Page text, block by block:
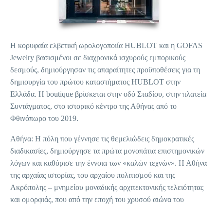
Η κορυφαία ελβετική ωρολογοποιία HUBLOT και η GOFAS
Jewelry βασισμένοι σε διαχρονικά ισχυρούς εμπορικούς
δεσμούς, δημιούργησαν τις απαραίτητες προϋποθέσεις για τη
δημιουργία του πρώτου καταστήματος HUBLOT στην
Ελλάδα. Η boutique βρίσκεται στην οδό Σταδίου, στην πλατεία
Συντάγματος, στο ιστορικό κέντρο της Αθήνας από το
Φθινόπωρο του 2019.
Αθήνα: Η πόλη που γέννησε τις θεμελιώδεις δημοκρατικές
διαδικασίες, δημιούργησε τα πρώτα μονοπάτια επιστημονικών
λόγων και καθόρισε την έννοια των «καλών τεχνών». Η Αθήνα
της αρχαίας ιστορίας, του αρχαίου πολιτισμού και της
Ακρόπολης – μνημείου μοναδικής αρχιτεκτονικής τελειότητας
και ομορφιάς, που από την εποχή του χρυσού αιώνα του